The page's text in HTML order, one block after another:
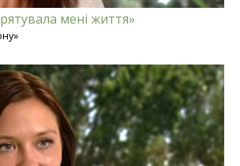
мені життя»